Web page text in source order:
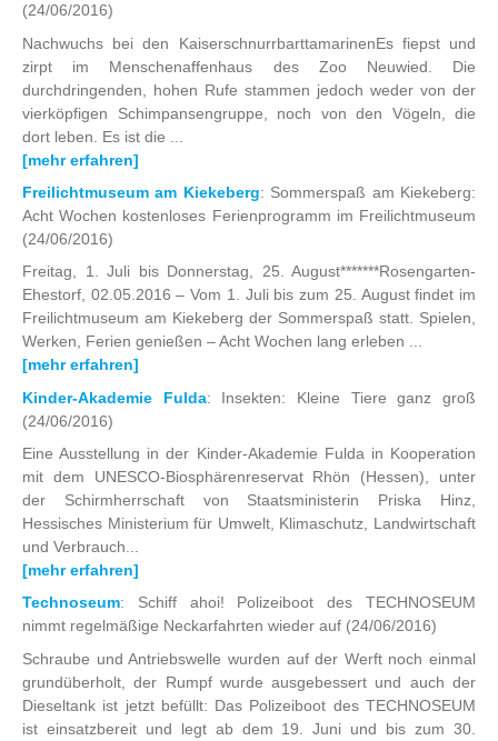
(24/06/2016)
Nachwuchs bei den KaiserschnurrbarttamarinenEs fiepst und
zirpt im Menschenaffenhaus des Zoo Neuwied. Die
durchdringenden, hohen Rufe stammen jedoch weder von der
vierköpfigen Schimpansengruppe, noch von den Vögeln, die
dort leben. Es ist die ...
[mehr erfahren]
Freilichtmuseum am Kiekeberg: Sommerspaß am Kiekeberg:
Acht Wochen kostenloses Ferienprogramm im Freilichtmuseum
(24/06/2016)
Freitag, 1. Juli bis Donnerstag, 25. August*******Rosengarten-
Ehestorf, 02.05.2016 – Vom 1. Juli bis zum 25. August findet im
Freilichtmuseum am Kiekeberg der Sommerspaß statt. Spielen,
Werken, Ferien genießen – Acht Wochen lang erleben ...
[mehr erfahren]
Kinder-Akademie Fulda: Insekten: Kleine Tiere ganz groß
(24/06/2016)
Eine Ausstellung in der Kinder-Akademie Fulda in Kooperation
mit dem UNESCO-Biosphärenreservat Rhön (Hessen), unter
der Schirmherrschaft von Staatsministerin Priska Hinz,
Hessisches Ministerium für Umwelt, Klimaschutz, Landwirtschaft
und Verbrauch...
[mehr erfahren]
Technoseum: Schiff ahoi! Polizeiboot des TECHNOSEUM
nimmt regelmäßige Neckarfahrten wieder auf (24/06/2016)
Schraube und Antriebswelle wurden auf der Werft noch einmal
grundüberholt, der Rumpf wurde ausgebessert und auch der
Dieseltank ist jetzt befüllt: Das Polizeiboot des TECHNOSEUM
ist einsatzbereit und legt ab dem 19. Juni und bis zum 30.